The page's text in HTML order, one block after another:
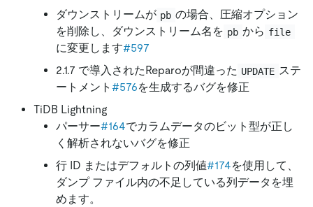
ダウンストリームが pb の場合、圧縮オプション
を削除し、ダウンストリーム名を pb から file
に変更します#597
2.1.7 で導入されたReparoが間違った UPDATE ステ
ートメント #576を生成するバグを修正
TiDB Lightning
パーサー#164でカラムデータのビット型が正し
く解析されないバグを修正
行 ID またはデフォルトの列値#174を使用して、
ダンプ ファイル内の不足している列データを埋
めます。